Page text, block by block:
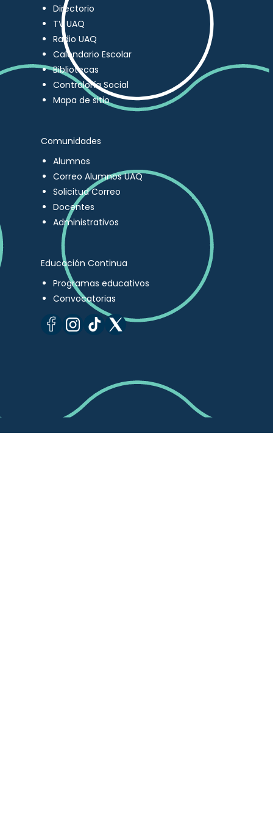
Directorio
TV UAQ
Radio UAQ
Calendario Escolar
Bibliotecas
Contraloría Social
Mapa de sitio
Comunidades
Alumnos
Correo Alumnos UAQ
Solicitud Correo
Docentes
Administrativos
Educación Continua
Programas educativos
Convocatorias